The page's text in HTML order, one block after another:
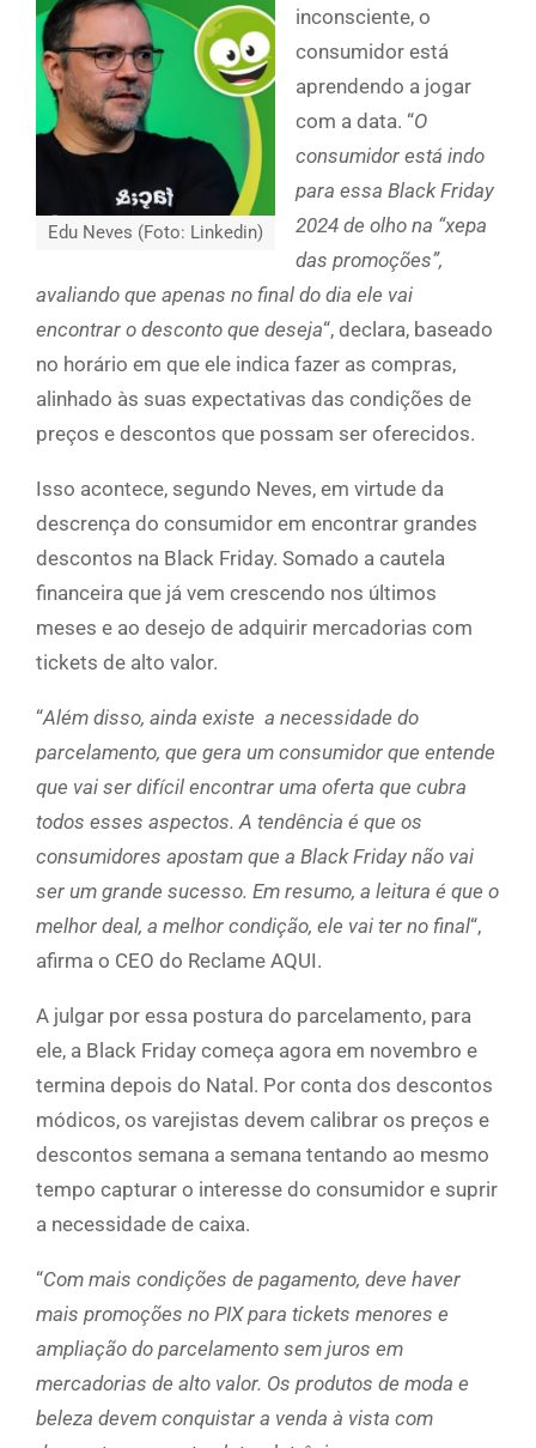
Edu Neves (Foto: Linkedin)
inconsciente, o
consumidor está
aprendendo a jogar
com a data. “O
consumidor está indo
para essa Black Friday
2024 de olho na “xepa
das promoções”,
avaliando que apenas no final do dia ele vai
encontrar o desconto que deseja“, declara, baseado
no horário em que ele indica fazer as compras,
alinhado às suas expectativas das condições de
preços e descontos que possam ser oferecidos.
Isso acontece, segundo Neves, em virtude da
descrença do consumidor em encontrar grandes
descontos na Black Friday. Somado a cautela
financeira que já vem crescendo nos últimos
meses e ao desejo de adquirir mercadorias com
tickets de alto valor.
“Além disso, ainda existe a necessidade do
parcelamento, que gera um consumidor que entende
que vai ser difícil encontrar uma oferta que cubra
todos esses aspectos. A tendência é que os
consumidores apostam que a Black Friday não vai
ser um grande sucesso. Em resumo, a leitura é que o
melhor deal, a melhor condição, ele vai ter no final“,
afirma o CEO do Reclame AQUI.
A julgar por essa postura do parcelamento, para
ele, a Black Friday começa agora em novembro e
termina depois do Natal. Por conta dos descontos
módicos, os varejistas devem calibrar os preços e
descontos semana a semana tentando ao mesmo
tempo capturar o interesse do consumidor e suprir
a necessidade de caixa.
“Com mais condições de pagamento, deve haver
mais promoções no PIX para tickets menores e
ampliação do parcelamento sem juros em
mercadorias de alto valor. Os produtos de moda e
beleza devem conquistar a venda à vista com